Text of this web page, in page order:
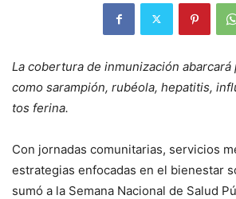
La cobertura de inmunización abarcará
como sarampión, rubéola, hepatitis,
tos ferina.
Con jornadas comunitarias, servicios
estrategias enfocadas en el bienestar
sumó a la Semana Nacional de Salud